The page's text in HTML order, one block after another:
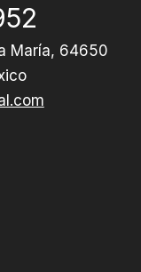
María, 64650